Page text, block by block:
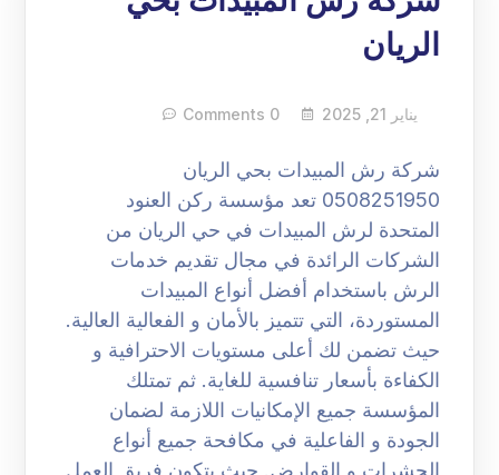
الريان
يناير 21, 2025 0 Comments
شركة رش المبيدات بحي الريان
0508251950 تعد مؤسسة ركن العنود
المتحدة لرش المبيدات في حي الريان من
الشركات الرائدة في مجال تقديم خدمات
الرش باستخدام أفضل أنواع المبيدات
المستوردة، التي تتميز بالأمان و الفعالية العالية.
حيث تضمن لك أعلى مستويات الاحترافية و
الكفاءة بأسعار تنافسية للغاية. ثم تمتلك
المؤسسة جميع الإمكانيات اللازمة لضمان
الجودة و الفاعلية في مكافحة جميع أنواع
الحشرات و القوارض. حيث يتكون فريق العمل